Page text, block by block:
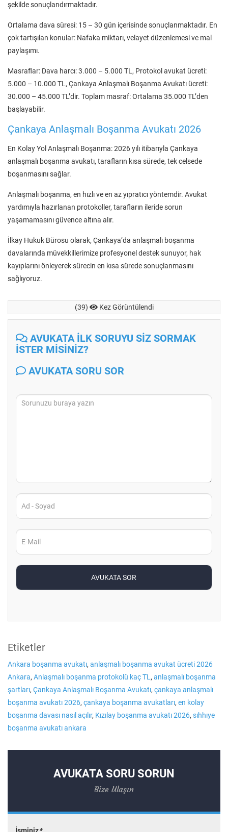
şekilde sonuçlandırmaktadır.
Ortalama dava süresi: 15 – 30 gün içerisinde sonuçlanmaktadır. En
çok tartışılan konular: Nafaka miktarı, velayet düzenlemesi ve mal
paylaşımı.
Masraflar: Dava harcı: 3.000 – 5.000 TL, Protokol avukat ücreti:
5.000 – 10.000 TL, Çankaya Anlaşmalı Boşanma Avukatı ücreti:
30.000 – 45.000 TL’dir. Toplam masraf: Ortalama 35.000 TL’den
başlayabilir.
Çankaya Anlaşmalı Boşanma Avukatı 2026
En Kolay Yol Anlaşmalı Boşanma: 2026 yılı itibarıyla Çankaya
anlaşmalı boşanma avukatı, tarafların kısa sürede, tek celsede
boşanmasını sağlar.
Anlaşmalı boşanma, en hızlı ve en az yıpratıcı yöntemdir. Avukat
yardımıyla hazırlanan protokoller, tarafların ileride sorun
yaşamamasını güvence altına alır.
İlkay Hukuk Bürosu olarak, Çankaya’da anlaşmalı boşanma
davalarında müvekkillerimize profesyonel destek sunuyor, hak
kayıplarını önleyerek sürecin en kısa sürede sonuçlanmasını
sağlıyoruz.
(39) Kez Görüntülendi
AVUKATA İLK SORUYU SİZ SORMAK
İSTER MİSİNİZ?
AVUKATA SORU SOR
Etiketler
Ankara boşanma avukatı, anlaşmalı boşanma avukat ücreti 2026
Ankara, Anlaşmalı boşanma protokolü kaç TL , anlaşmalı boşanma
şartları, Çankaya Anlaşmalı Boşanma Avukatı, çankaya anlaşmalı
boşanma avukatı 2026, çankaya boşanma avukatları, en kolay
boşanma davası nasıl açılır, Kızılay boşanma avukatı 2026, sıhhıye
boşanma avukatı ankara
AVUKATA SORU SORUN
Bize Ulaşın